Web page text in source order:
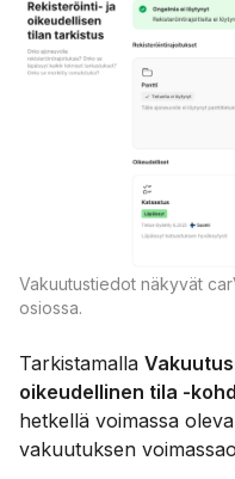
Vakuutustiedot näkyvät
osiossa.
Tarkistamalla Vakuutus
oikeudellinen tila -
hetkellä voimassa
vakuutuksen